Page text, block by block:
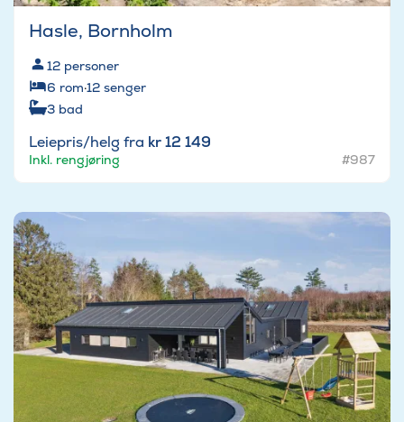
Hasle, Bornholm
12 personer
6 rom·12 senger
3 bad
Leiepris/helg fra kr 12 149
Inkl. rengjøring #987